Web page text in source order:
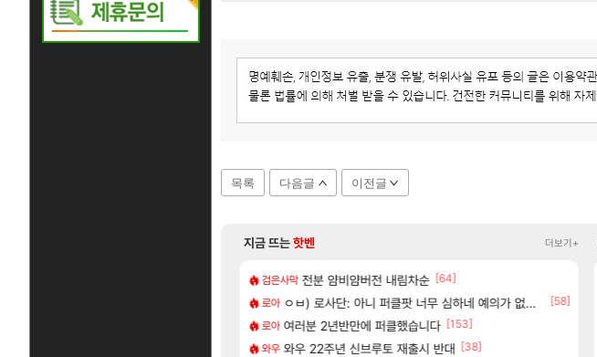
목록 다음글 이전글
지금 뜨는핫벤 더보기+
검은사막 전분 얌비얌버전 내림차순 [64]
로아 ㅇㅂ) 로사단: 아니 퍼클팟 너무 심하네 예의가 없어(?)
[58]
로아 여러분 2년반만에 퍼클했습니다 [153]
와우 와우 22주년 신브루토 재출시 반대 [38]
해외겜 FF7 외전 세계관, 완결편에 집결
비스트 챕터별 길찾기/지도 공략 (1 ~ 12장)
PV 비스트 오브 리인카네이션 오픈 트레일러
아스오라 「에린」 컨셉 포스터 공개